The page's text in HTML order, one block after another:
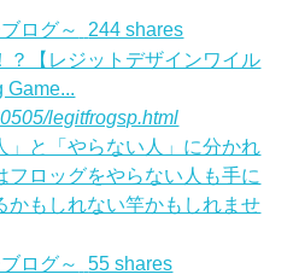
ログ～
244 shares
？【レジットデザインワイル
Game...
legitfrogsp.html
」と「やらない人」に分かれ
フロッグをやらない人も手に
かもしれない竿かもしれませ
ログ～
55 shares